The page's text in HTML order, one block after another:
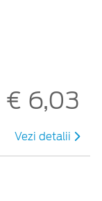
€ 6,03
Vezi detalii